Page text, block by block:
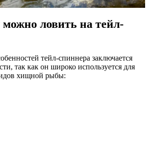
ловить на тейл-
тейл-спиннера заключается
так как он широко используется для
хищной рыбы: